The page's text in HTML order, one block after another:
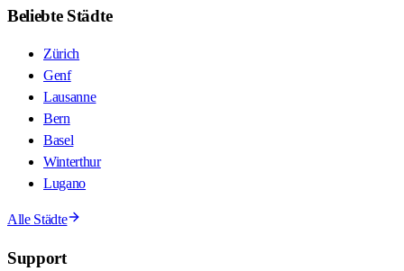
Beliebte Städte
Zürich
Genf
Lausanne
Bern
Basel
Winterthur
Lugano
Alle Städte
Support